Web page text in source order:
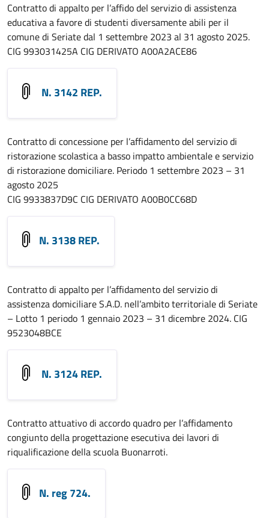
Contratto di appalto per l’affido del servizio di assistenza
educativa a favore di studenti diversamente abili per il
comune di Seriate dal 1 settembre 2023 al 31 agosto 2025.
CIG 993031425A CIG DERIVATO A00A2ACE86
N. 3142 REP.
Contratto di concessione per l’affidamento del servizio di
ristorazione scolastica a basso impatto ambientale e servizio
di ristorazione domiciliare. Periodo 1 settembre 2023 – 31
agosto 2025
CIG 9933837D9C CIG DERIVATO A00B0CC68D
N. 3138 REP.
Contratto di appalto per l’affidamento del servizio di
assistenza domiciliare S.A.D. nell’ambito territoriale di Seriate
– Lotto 1 periodo 1 gennaio 2023 – 31 dicembre 2024. CIG
9523048BCE
N. 3124 REP.
Contratto attuativo di accordo quadro per l’affidamento
congiunto della progettazione esecutiva dei lavori di
riqualificazione della scuola Buonarroti.
N. reg 724.